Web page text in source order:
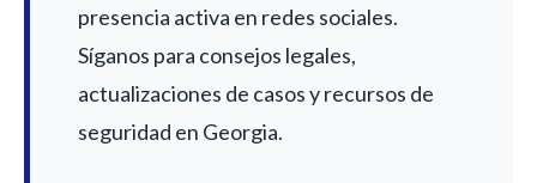
presencia activa en redes sociales.
Síganos para consejos legales,
actualizaciones de casos y recursos de
seguridad en Georgia.